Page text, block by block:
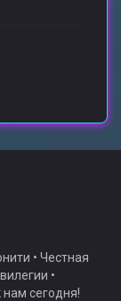
• Честная
•
сегодня!